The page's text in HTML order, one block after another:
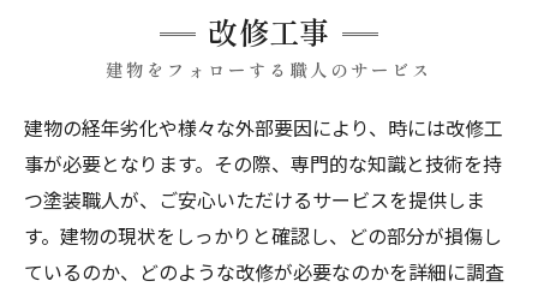
改修工事
建物をフォローする職人のサービス
建物の経年劣化や様々な外部要因により、時には改修工
事が必要となります。その際、専門的な知識と技術を持
つ塗装職人が、ご安心いただけるサービスを提供しま
す。建物の現状をしっかりと確認し、どの部分が損傷し
ているのか、どのような改修が必要なのかを詳細に調査